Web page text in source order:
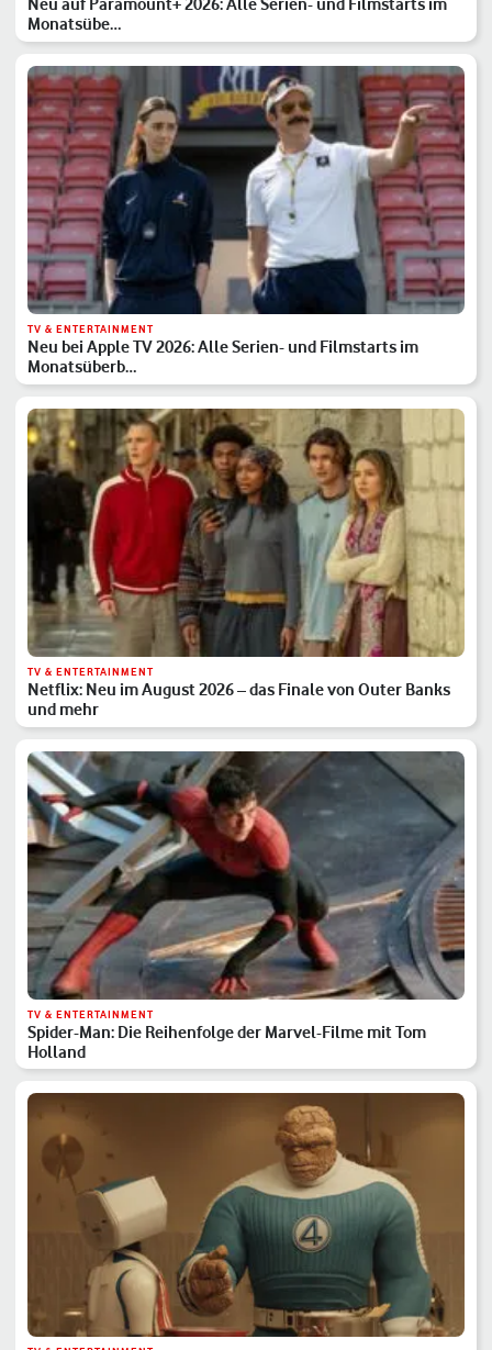
Monatsübe…
TV & ENTERTAINMENT
Neu bei Apple TV 2026: Alle Serien- und Filmstarts im
Monatsüberb…
TV & ENTERTAINMENT
Netflix: Neu im August 2026 – das Finale von Outer Banks
und mehr
TV & ENTERTAINMENT
Spider-Man: Die Reihenfolge der Marvel-Filme mit Tom
Holland